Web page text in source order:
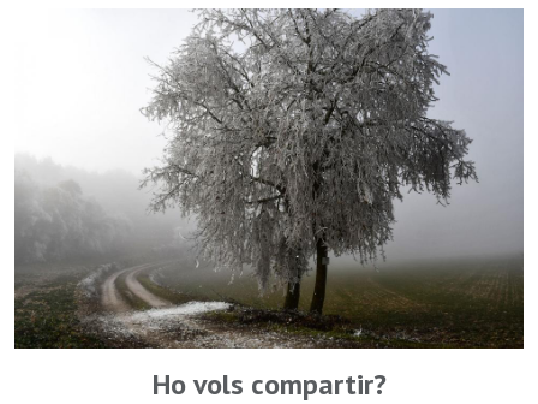
Ho vols compartir?